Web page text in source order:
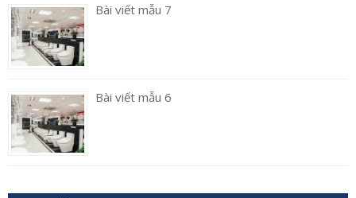
Bài viết mẫu 7
Bài viết mẫu 6